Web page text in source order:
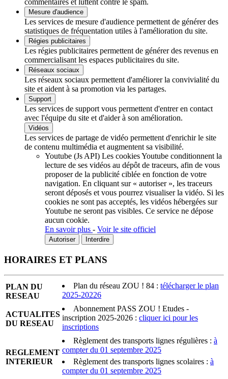
commentaires et luttent contre le spam.
Mesure d'audience
Les services de mesure d'audience permettent de générer des
statistiques de fréquentation utiles à l'amélioration du site.
Régies publicitaires
Les régies publicitaires permettent de générer des revenus en
commercialisant les espaces publicitaires du site.
Réseaux sociaux
Les réseaux sociaux permettent d'améliorer la convivialité du
site et aident à sa promotion via les partages.
Support
Les services de support vous permettent d'entrer en contact
avec l'équipe du site et d'aider à son amélioration.
Vidéos
Les services de partage de vidéo permettent d'enrichir le site
de contenu multimédia et augmentent sa visibilité.
Youtube (Js API) Les cookies Youtube conditionnent la
lecture de ses vidéos au dépôt de traceurs, afin de vous
proposer de la publicité ciblée en fonction de votre
navigation. En cliquant sur « autoriser », les traceurs
seront déposés et vous pourrez visualiser la vidéo. Si les
cookies ne sont pas acceptés, les vidéos hébergées sur
Youtube ne seront pas visibles. Ce service ne dépose
aucun cookie.
En savoir plus - Voir le site officiel
Autoriser Interdire
HORAIRES ET PLANS
PLAN DU
RESEAU
Plan du réseau ZOU ! 84 : télécharger le plan
2025-20226
ACTUALITES
DU RESEAU
Abonnement PASS ZOU ! Etudes -
inscription 2025-2026 : cliquer ici pour les
inscriptions
REGLEMENT
INTERIEUR
Règlement des transports lignes régulières : à
compter du 01 septembre 2025
Règlement des transports lignes scolaires : à
compter du 01 septembre 2025